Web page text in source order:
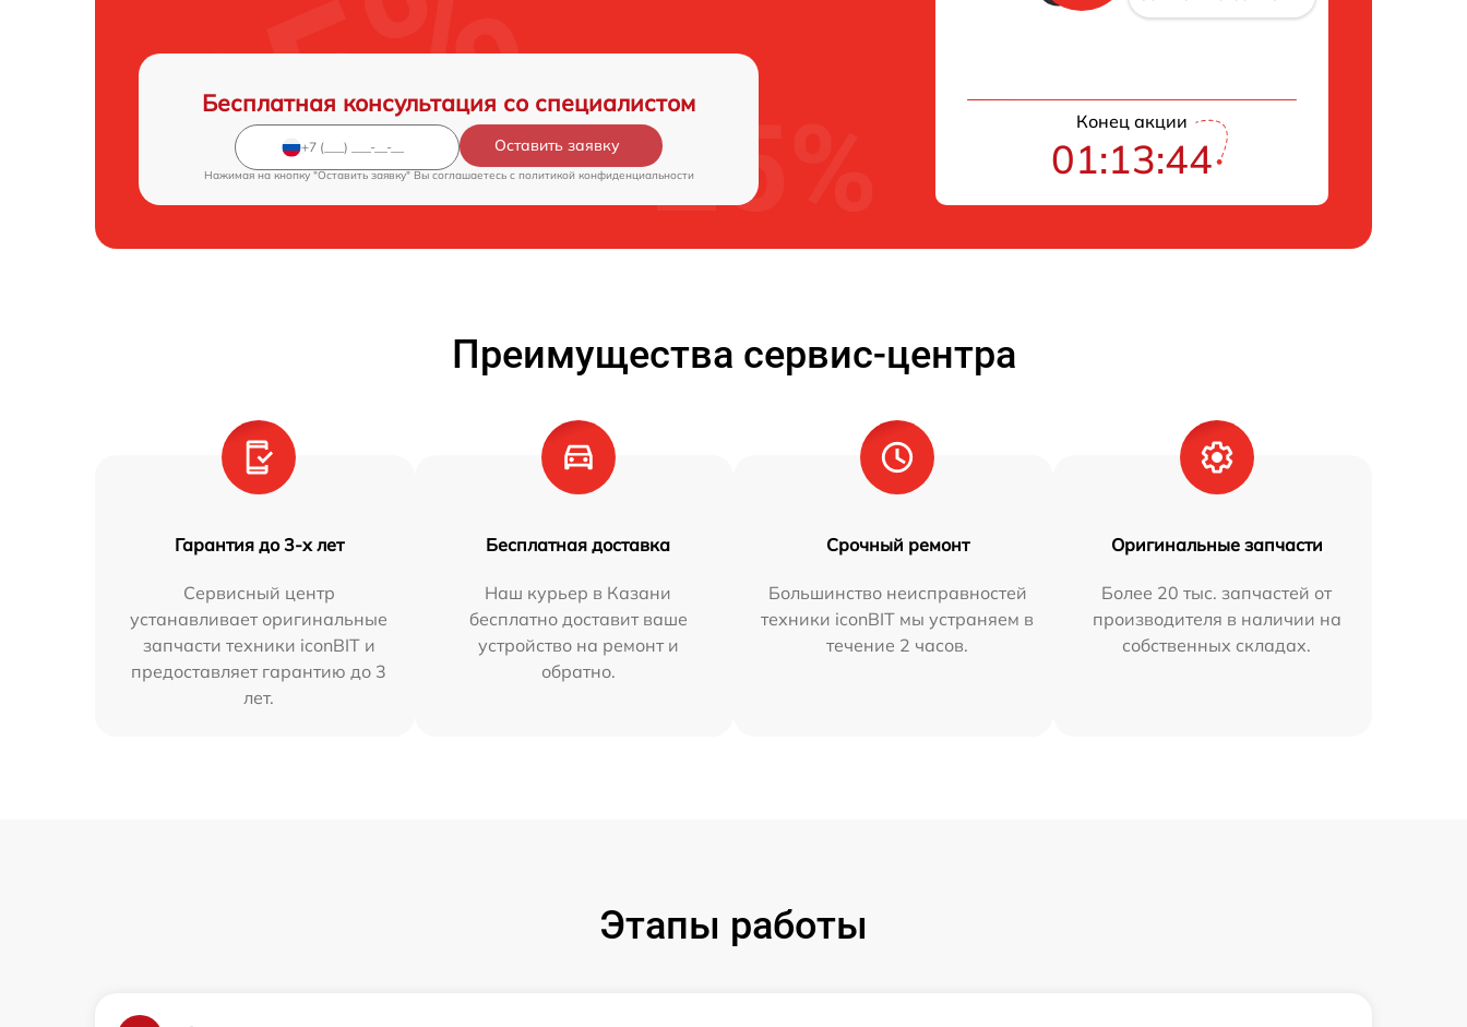
Бесплатная консультация со специалистом
Оставить заявку
Нажимая на кнопку "Оставить заявку" Вы соглашаетесь c политикой конфиденциальности
Конец акции
01:13:43
Преимущества сервис-центра
Гарантия до 3-х лет
Сервисный центр
устанавливает оригинальные
запчасти техники iconBIT и
предоставляет гарантию до 3
лет.
Бесплатная доставка
Наш курьер в Казани
бесплатно доставит ваше
устройство на ремонт и
обратно.
Срочный ремонт
Большинство неисправностей
техники iconBIT мы устраняем в
течение 2 часов.
Оригинальные запчасти
Более 20 тыс. запчастей от
производителя в наличии на
собственных складах.
Этапы работы